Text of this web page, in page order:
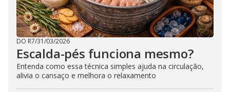
DO R7/31/03/2026
Escalda-pés funciona mesmo?
Entenda como essa técnica simples ajuda na circulação,
alivia o cansaço e melhora o relaxamento